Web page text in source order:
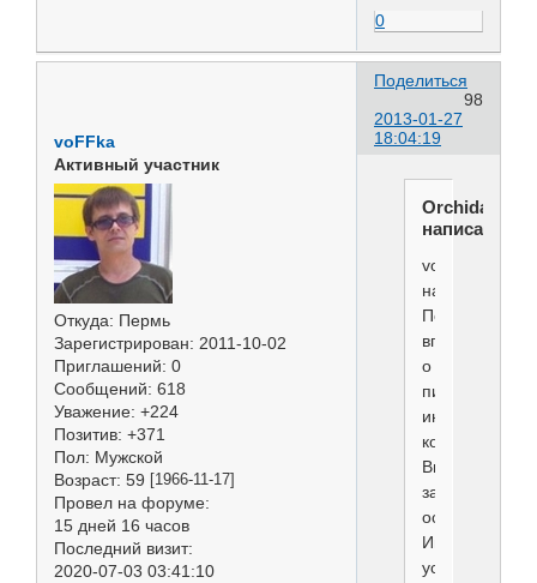
0
Поделиться
98
2013-01-27
18:04:19
voFFka
Активный участник
Откуда: Пермь
Зарегистрирован: 2011-10-02
Приглашений: 0
Сообщений: 618
Уважение: +224
Позитив: +371
Пол: Мужской
Возраст: 59 [1966-11-17]
Провел на форуме:
15 дней 16 часов
Последний визит:
2020-07-03 03:41:10
Orchidales
написал(а):
voFFka
написал(а):..
Поделитесь
о
питерских
инструментах,
которые
Вы
заказывали
осенью.
Интересно
услышать